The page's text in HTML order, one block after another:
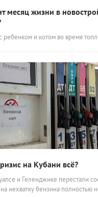
месяц жизни в
ребенком и котом во время
на Кубани всё?
и Геленджике перестали
нехватку бензина полностью